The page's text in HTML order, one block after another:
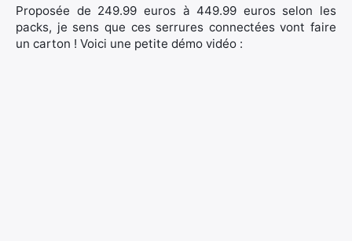
Proposée de 249.99 euros à 449.99 euros selon les
packs, je sens que ces serrures connectées vont faire
un carton ! Voici une petite démo vidéo :